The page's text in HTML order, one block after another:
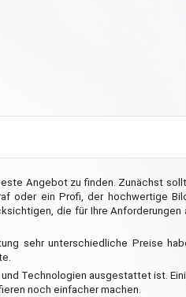
Angebot zu finden. Zunächst
oder ein Profi, der hochwertige
die für Ihre Anforderungen
sehr unterschiedliche Preise
Technologien ausgestattet ist.
noch einfacher machen.